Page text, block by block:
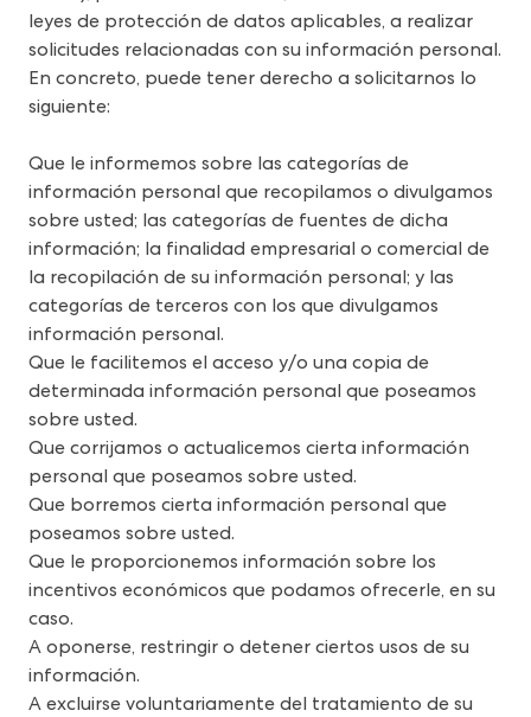
leyes de protección de datos aplicables, a realizar
solicitudes relacionadas con su información personal.
En concreto, puede tener derecho a solicitarnos lo
siguiente:
Que le informemos sobre las categorías de
información personal que recopilamos o divulgamos
sobre usted; las categorías de fuentes de dicha
información; la finalidad empresarial o comercial de
la recopilación de su información personal; y las
categorías de terceros con los que divulgamos
información personal.
Que le facilitemos el acceso y/o una copia de
determinada información personal que poseamos
sobre usted.
Que corrijamos o actualicemos cierta información
personal que poseamos sobre usted.
Que borremos cierta información personal que
poseamos sobre usted.
Que le proporcionemos información sobre los
incentivos económicos que podamos ofrecerle, en su
caso.
A oponerse, restringir o detener ciertos usos de su
información.
A excluirse voluntariamente del tratamiento de su